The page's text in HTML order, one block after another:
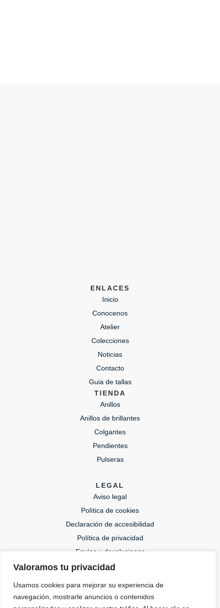
Valoramos tu privacidad
Usamos cookies para mejorar su experiencia de
navegación, mostrarle anuncios o contenidos
ENLACES
Inicio
Conocenos
Atelier
Colecciones
Noticias
Contacto
Guia de tallas
TIENDA
Anillos
Anillos de brillantes
Colgantes
Pendientes
Pulseras
LEGAL
Aviso legal
Política de cookies
Declaración de accesibilidad
Política de privacidad
Envíos y devoluciones
lida@lidajoies.com